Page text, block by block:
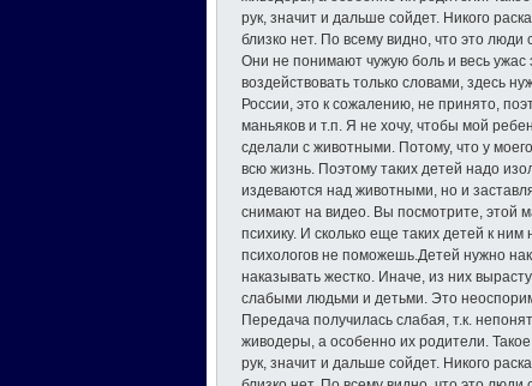
рук, значит и дальше сойдет. Никого
близко нет. По всему видно, что это
Они не понимают чужую боль и весь ужас
воздействовать только словами, здесь
России, это к сожалению, не принято,
маньяков и т.п. Я не хочу, чтобы мой
сделали с животными. Потому, что у
всю жизнь. Поэтому таких детей надо
издеваются над животными, но и
снимают на видео. Вы посмотрите, этой
психику. И сколько еще таких детей к
психологов не поможешь.Детей нужно
наказывать жестко. Иначе, из них
слабыми людьми и детьми. Это
Передача получилась слабая, т.к.
живодеры, а особенно их родители.
рук, значит и дальше сойдет. Никого